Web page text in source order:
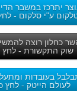
יתרכז במשבר
ע"י סלקום -
כחלון רוצה
שוק התקשורת - לחץ
לעולם הייטק - לחץ